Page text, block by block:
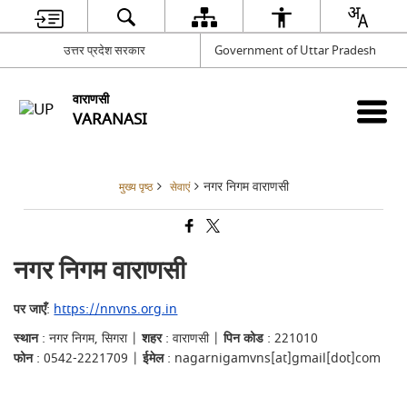
उत्तर प्रदेश सरकार Government of Uttar Pradesh
वाराणसी
VARANASI
मुख्य पृष्ठ सेवाएं नगर निगम वाराणसी
नगर निगम वाराणसी
पर जाएँ: https://nnvns.org.in
स्थान: नगर निगम, सिगरा |शहर: वाराणसी |पिन कोड: 221010
फोन: 0542-2221709 |ईमेल: nagarnigamvns[at]gmail[dot]com